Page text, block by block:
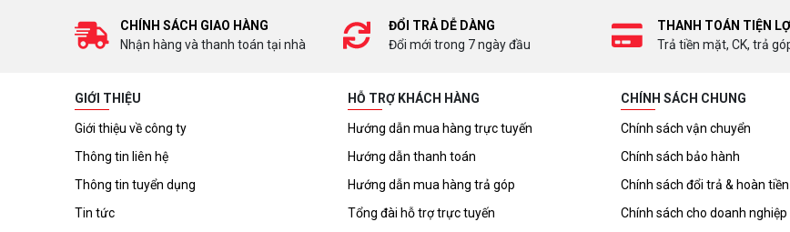
CHÍNH SÁCH GIAO HÀNG
Nhận hàng và thanh toán tại nhà
ĐỔI TRẢ DỄ DÀNG
Đổi mới trong 7 ngày đầu
THANH TOÁN TIỆN
Trả tiền mặt, CK, trả
GIỚI THIỆU
Giới thiệu về công ty
Thông tin liên hệ
Thông tin tuyển dụng
Tin tức
HỖ TRỢ KHÁCH HÀNG
Hướng dẫn mua hàng trực tuyến
Hướng dẫn thanh toán
Hướng dẫn mua hàng trả góp
Tổng đài hỗ trợ trực tuyến
CHÍNH SÁCH CHUNG
Chính sách vận chuyển
Chính sách bảo hành
Chính sách đổi trả & hoàn tiền
Chính sách cho doanh nghiệp